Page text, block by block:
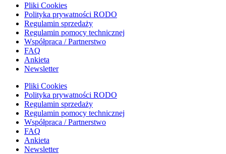
Pliki Cookies
Polityka prywatności RODO
Regulamin sprzedaży
Regulamin pomocy technicznej
Współpraca / Partnerstwo
FAQ
Ankieta
Newsletter
Pliki Cookies
Polityka prywatności RODO
Regulamin sprzedaży
Regulamin pomocy technicznej
Współpraca / Partnerstwo
FAQ
Ankieta
Newsletter